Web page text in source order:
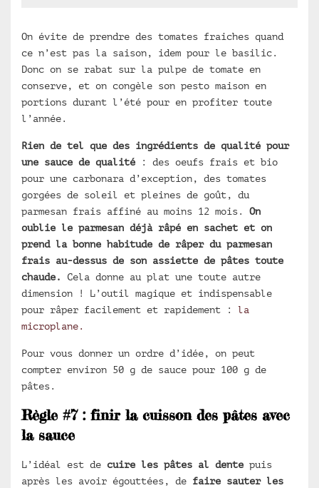
On évite de prendre des tomates fraiches quand
ce n’est pas la saison, idem pour le basilic.
Donc on se rabat sur la pulpe de tomate en
conserve, et on congèle son pesto maison en
portions durant l’été pour en profiter toute
l’année.
Rien de tel que des ingrédients de qualité pour
une sauce de qualité : des oeufs frais et bio
pour une carbonara d’exception, des tomates
gorgées de soleil et pleines de goût, du
parmesan frais affiné au moins 12 mois. On
oublie le parmesan déjà râpé en sachet et on
prend la bonne habitude de râper du parmesan
frais au-dessus de son assiette de pâtes toute
chaude.
Cela donne au plat une toute autre
dimension ! L’outil magique et indispensable
pour râper facilement et rapidement : la
microplane.
Pour vous donner un ordre d’idée, on peut
compter environ 50 g de sauce pour 100 g de
pâtes.
Règle #7 : finir la cuisson des pâtes avec
la sauce
L’idéal est de cuire les pâtes al dente puis
après les avoir égouttées, de faire sauter les